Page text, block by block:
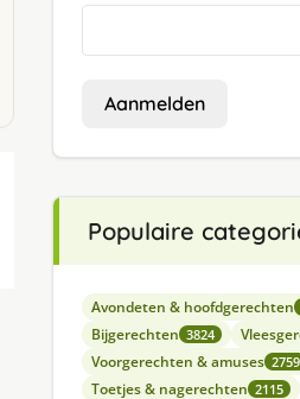
Aanmelden
Populaire
Avondeten & hoofdgerechten
Bijgerechten 3824
Voorgerechten & amuses 2759
Toetjes & nagerechten 2115